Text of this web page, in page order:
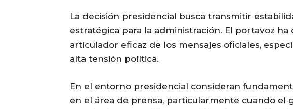
La decisión presidencial busca transmitir
estratégica para la administración. El portavoz
articulador eficaz de los mensajes oficiales,
alta tensión política.
En el entorno presidencial consideran
en el área de prensa, particularmente cuando el